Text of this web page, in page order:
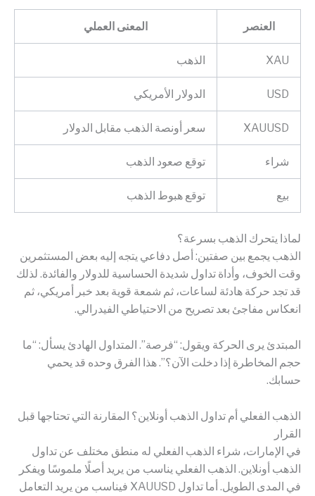
العنصر المعنى العملي
XAU الذهب
USD الدولار الأمريكي
XAUUSD سعر أونصة الذهب مقابل الدولار
شراء توقع صعود الذهب
بيع توقع هبوط الذهب
لماذا يتحرك الذهب بسرعة؟
الذهب يجمع بين صفتين: أصل دفاعي يتجه إليه بعض المستثمرين
وقت الخوف، وأداة تداول شديدة الحساسية للدولار والفائدة. لذلك
قد تجد حركة هادئة لساعات، ثم شمعة قوية بعد خبر أمريكي، ثم
انعكاس مفاجئ بعد تصريح من الاحتياطي الفيدرالي.
المبتدئ يرى الحركة ويقول: “فرصة”. المتداول الهادئ يسأل: “ما
حجم المخاطرة إذا دخلت الآن؟”. هذا الفرق وحده قد يحمي
حسابك.
الذهب الفعلي أم تداول الذهب أونلاين؟ المقارنة التي تحتاجها قبل
القرار
في الإمارات، شراء الذهب الفعلي له منطق مختلف عن تداول
الذهب أونلاين. الذهب الفعلي يناسب من يريد أصلًا ملموسًا ويفكر
في المدى الطويل. أما تداول XAUUSD فيناسب من يريد التعامل